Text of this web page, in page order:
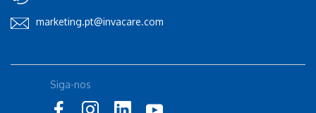
marketing.pt@invacare.com
Siga-nos